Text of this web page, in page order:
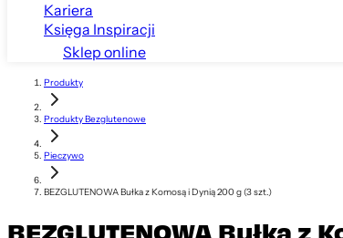
Kariera
Księga Inspiracji
Sklep online
Produkty
Produkty Bezglutenowe
Pieczywo
BEZGLUTENOWA Bułka z Komosą i Dynią 200 g (3 szt.)
BEZGLUTENOWA Bułka z